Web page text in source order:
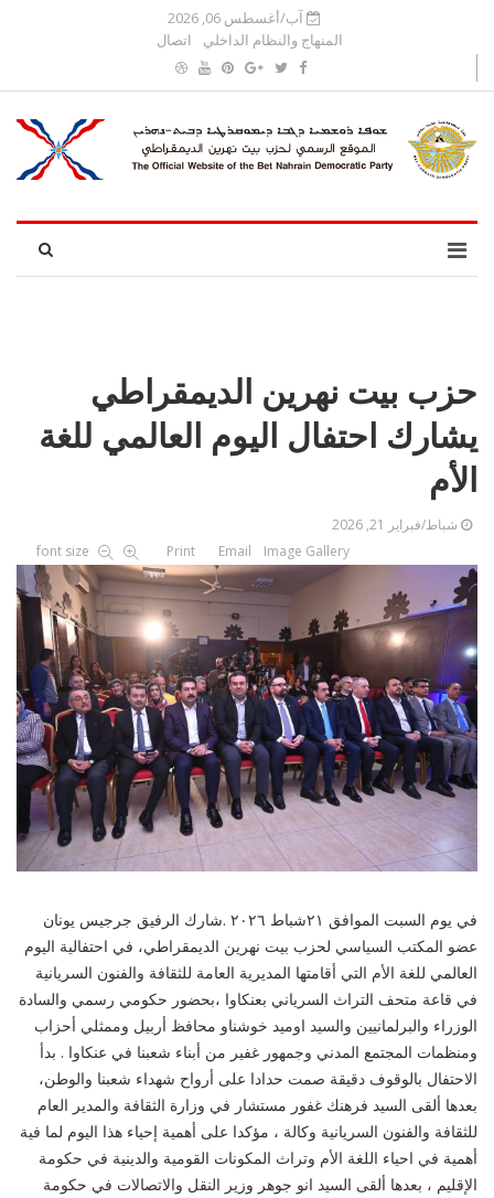
آب/أغسطس 06, 2026
المنهاج والنظام الداخلي
اتصال
حزب بيت نهرين الديمقراطي
يشارك احتفال اليوم العالمي للغة
الأم
شباط/فبراير 21, 2026
font size
Print Email Image Gallery
في يوم السبت الموافق ٢١شباط ٢٠٢٦ .شارك الرفيق جرجيس يونان
عضو المكتب السياسي لحزب بيت نهرين الديمقراطي، في احتفالية اليوم
العالمي للغة الأم التي أقامتها المديرية العامة للثقافة والفنون السريانية
في قاعة متحف التراث السرياني بعنكاوا ،بحضور حكومي رسمي والسادة
الوزراء والبرلمانيين والسيد اوميد خوشناو محافظ أربيل وممثلي أحزاب
ومنظمات المجتمع المدني وجمهور غفير من أبناء شعبنا في عنكاوا . بدأ
الاحتفال بالوقوف دقيقة صمت حدادا على أرواح شهداء شعبنا والوطن،
بعدها ألقى السيد فرهنك غفور مستشار في وزارة الثقافة والمدير العام
للثقافة والفنون السريانية وكالة ، مؤكدا على أهمية إحياء هذا اليوم لما فية
أهمية في احياء اللغة الأم وتراث المكونات القومية والدينية في حكومة
الإقليم ، بعدها ألقى السيد انو جوهر وزير النقل والاتصالات في حكومة